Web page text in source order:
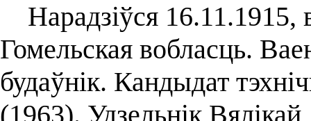
Нарадзіўся 16.11.1915,
Гомельская вобласць.
будаўнік. Кандыдат
(1963). Удзельнік